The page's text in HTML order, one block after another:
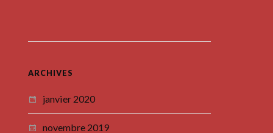
ARCHIVES
janvier 2020
novembre 2019